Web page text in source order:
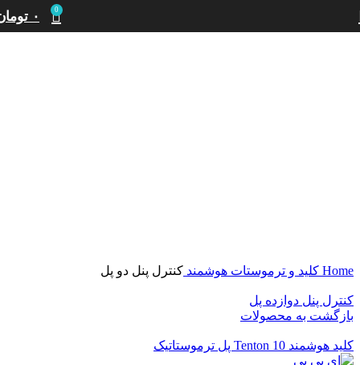
0 ۰
Home کلید و ترموستات هوشمند کنترل پنل دو پل
کنترل پنل دوازده پل
بازگشت به محصولات
کلید هوشمند Tenton 10 پل ترموستاتیک